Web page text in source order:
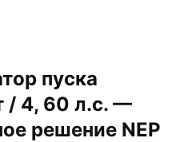
пуска
/ 4, 60 л.с. —
решение NEP